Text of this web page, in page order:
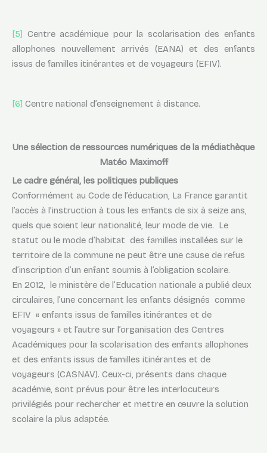
[5] Centre académique pour la scolarisation des enfants
allophones nouvellement arrivés (EANA) et des enfants
issus de familles itinérantes et de voyageurs (EFIV).
[6] Centre national d’enseignement à distance.
Une sélection de ressources numériques de la médiathèque
Matéo Maximoff
Le cadre général, les politiques publiques
Conformément au Code de l’éducation, La France garantit
l’accès à l’instruction à tous les enfants de six à seize ans,
quels que soient leur nationalité, leur mode de vie. Le
statut ou le mode d’habitat des familles installées sur le
territoire de la commune ne peut être une cause de refus
d’inscription d’un enfant soumis à l’obligation scolaire.
En 2012, le ministère de l’Education nationale a publié deux
circulaires, l’une concernant les enfants désignés comme
EFIV « enfants issus de familles itinérantes et de
voyageurs » et l’autre sur l’organisation des Centres
Académiques pour la scolarisation des enfants allophones
et des enfants issus de familles itinérantes et de
voyageurs (CASNAV). Ceux-ci, présents dans chaque
académie, sont prévus pour être les interlocuteurs
privilégiés pour rechercher et mettre en œuvre la solution
scolaire la plus adaptée.